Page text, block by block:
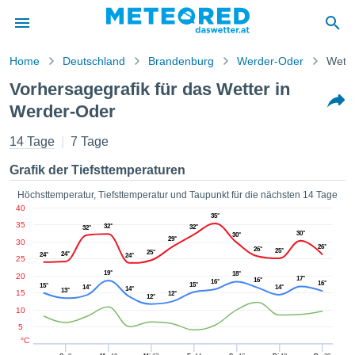
von
dass
von
die
Optionen
digitale
Home Deutschland Brandenburg Werder-Oder
Vorhersagegrafik für das Wetter in
Werder-Oder
14 Tage 7 Tage
Grafik der Tiefsttemperaturen
Höchsttemperatur, Tiefsttemperatur und Taupunkt für die nächsten 14 Tage
5
10
15
20
25
30
35
40
°C
24° 24°
32° 32°
24° 25°
29°
32°
35°
30°
26°
25°
30°
26°
15°
13° 14°
19°
14°
12°
12°
15° 16°
18°
16°
14°
17°
16°